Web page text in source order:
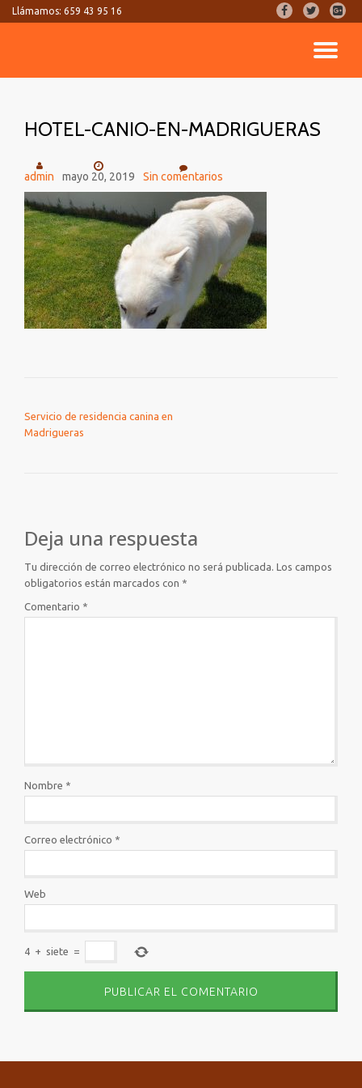
Llámamos: 659 43 95 16
fa-
facebook
fa-
twitter
fa-
plus-
square
HOTEL-CANIO-EN-MADRIGUERAS
admin mayo 20, 2019 Sin comentarios
Servicio de residencia canina en
Madrigueras
Deja una respuesta
Tu dirección de correo electrónico no será publicada. Los campos
obligatorios están marcados con *
Comentario *
Nombre *
Correo electrónico *
Web
4 + siete =